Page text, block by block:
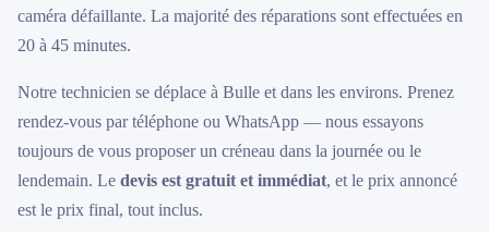
caméra défaillante. La majorité des réparations sont effectuées en
20 à 45 minutes.
Notre technicien se déplace à Bulle et dans les environs. Prenez
rendez-vous par téléphone ou WhatsApp — nous essayons
toujours de vous proposer un créneau dans la journée ou le
lendemain. Le devis est gratuit et immédiat, et le prix annoncé
est le prix final, tout inclus.